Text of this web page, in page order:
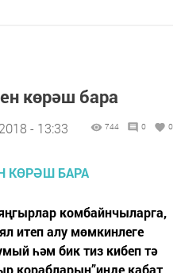
көрәш бара
- 13:33 744 0 0
комбайнчыларга,
итеп алу мөмкинлеге
һәм бик тиз кибеп тә